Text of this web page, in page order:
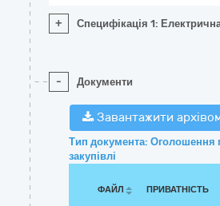
+ Специфікація 1:
- Документи
Завантажити
Тип документа: Оголошення
закупівлі
ФАЙЛ ПРИВАТНІСТЬ